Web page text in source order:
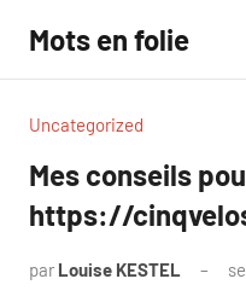
contenu
Mots en folie
Uncategorized
Mes conseils
https://
par Louise KESTEL